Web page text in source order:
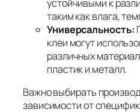
устойчивыми к
таким как влага,
Универсальность:
клеи могут
различных
пластик и металл.
Важно выбирать
зависимости от